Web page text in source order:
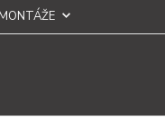
MONTÁŽE